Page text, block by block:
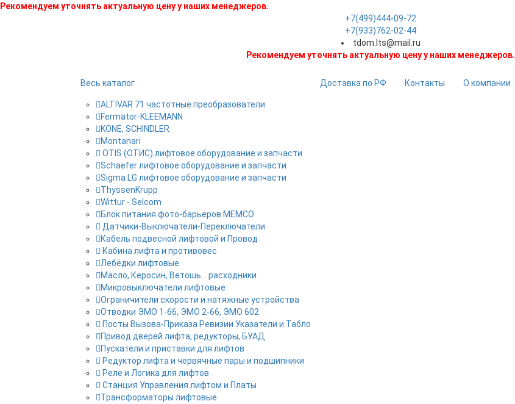
Рекомендуем уточнять актуальную цену у наших менеджеров.
+7(499)444-09-72
+7(933)762-02-44
tdom.lts@mail.ru
Рекомендуем уточнять актуальную цену у наших менеджеров.
Весь каталог
ALTIVAR 71 частотные преобразователи
Fermator-KLEEMANN
KONE, SCHINDLER
Montanari
OTIS (ОТИС) лифтовое оборудование и запчасти
Schaefer лифтовое оборудование и запчасти
Sigma LG лифтовое оборудование и запчасти
ThyssenKrupp
Wittur - Selcom
Блок питания фото-барьеров MEMCO
Датчики-Выключатели-Переключатели
Кабель подвесной лифтовой и Провод
Кабина лифта и противовес
Лебёдки лифтовые
Масло, Керосин, Ветошь... расходники
Микровыключатели лифтовые
Ограничители скорости и натяжные устройства
Отводки ЭМО 1-66, ЭМО 2-66, ЭМО 602
Посты Вызова-Приказа Ревизии Указатели и Табло
Привод дверей лифта, редукторы, БУАД
Пускатели и приставки для лифтов
Редуктор лифта и червячные пары и подшипники
Реле и Логика для лифтов
Станция Управления лифтом и Платы
Трансформаторы лифтовые
Доставка по РФ Контакты О компании